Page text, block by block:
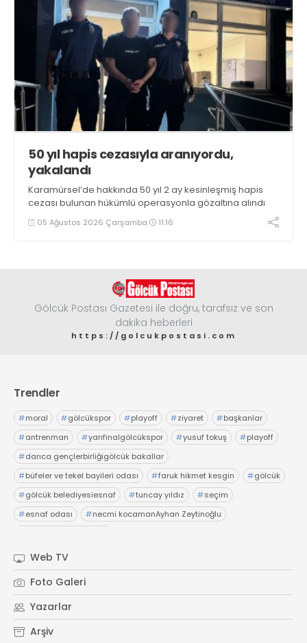
50 yıl hapis cezasıyla aranıyordu,
yakalandı
Karamürsel’de hakkında 50 yıl 2 ay kesinleşmiş hapis
cezası bulunan hükümlü operasyonla gözaltına alındı
05 Ağustos 2026 Çarşamba 11:16
Gölcük Postası Gazetesi ile doğru, tarafsız ve son
dakika heberleri
https://golcukpostasi.com
Trendler
#moral #gölcükspor #playoff #ziyaret #başkanlar
#antrenman #yarıfinalgölcükspor #yusuf tokuş #playoff
#darıca gençlerbirliğigölcük bakallar
#büfeler ve tekel bayileri odası #faruk hikmet kesgin #gölcük
#gölcük belediyesiesnaf #tuncay yıldız #seçim
#esnaf odası #necmi kocamanAyhan Zeytinoğlu
Web TV
Foto Galeri
Yazarlar
Arşiv